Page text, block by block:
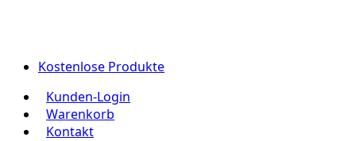
Kostenlose Produkte
Kunden-Login
Warenkorb
Kontakt